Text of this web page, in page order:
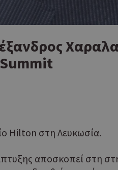
Hilton στη Λευκωσία.
αποσκοπεί στη